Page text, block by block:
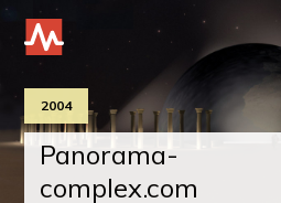
2004
Panorama-
complex.com